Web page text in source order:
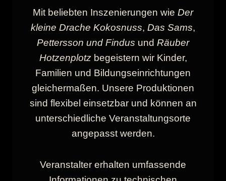
Mit beliebten Inszenierungen wie Der
kleine Drache Kokosnuss, Das Sams,
Pettersson und Findus und Räuber
Hotzenplotzbegeistern wir Kinder,
Familien und Bildungseinrichtungen
gleichermaßen. Unsere Produktionen
sind flexibel einsetzbar und können an
unterschiedliche Veranstaltungsorte
angepasst werden.
Veranstalter erhalten umfassende